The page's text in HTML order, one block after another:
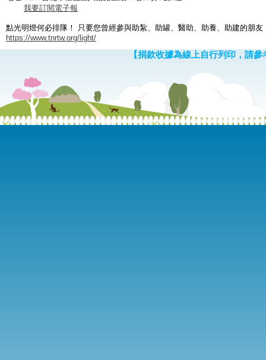
我要訂閱電子報
點光明燈何必排隊！ 只要您曾經參與助紮、助罐、醫助、助養、助建的朋
https://www.tnrtw.org/light/
【捐款收據為線上自行列印，請參